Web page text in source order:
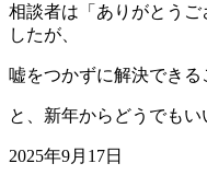
相談者は「ありがとう
したが、
嘘をつかずに解決できる
と、新年からどうでもい
2025年9月17日